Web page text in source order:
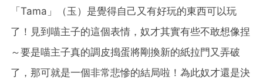
「Tama」（玉）是覺得自己又有好玩的東西可以玩
了！見到喵主子的這個表情，奴才其實有些不敢想像捏
～要是喵主子真的調皮搗蛋將剛換新的紙拉門又弄破
了，那可就是一個非常悲慘的結局啦！為此奴才還是決